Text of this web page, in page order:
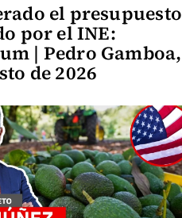
el presupuesto
por el INE:
| Pedro Gamboa,
de 2026